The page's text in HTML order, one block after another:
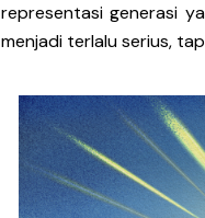
representasi generasi
menjadi terlalu serius,